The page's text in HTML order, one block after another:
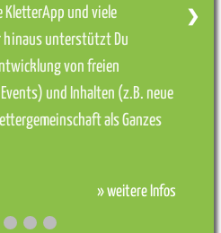
KletterApp und viele
hinaus unterstützt Du
von freien
und Inhalten (z.B. neue
als Ganzes
» weitere Infos
❯